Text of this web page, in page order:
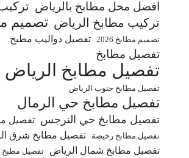
افضل محل مطابخ بالرياض
تركيب مطابخ الرياض تصميم
تصميم مطابخ 2026 تفصيل دواليب مطبخ
تفصيل مطابخ
تفصيل مطابخ الرياض
تفصيل مطابخ جنوب الرياض
تفصيل مطابخ حي الرمال
تفصيل مطابخ حي النرجس تفصيل
تفصيل مطابخ رخيصة
تفصيل مطابخ شرق
تفصيل مطابخ شمال الرياض
تفصيل